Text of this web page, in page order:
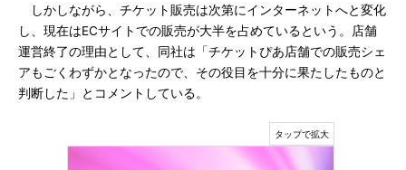
しかしながら、チケット販売は次第にインターネットへと変化
し、現在はECサイトでの販売が大半を占めているという。店舗
運営終了の理由として、同社は「チケットぴあ店舗での販売シェ
アもごくわずかとなったので、その役目を十分に果たしたものと
判断した」とコメントしている。